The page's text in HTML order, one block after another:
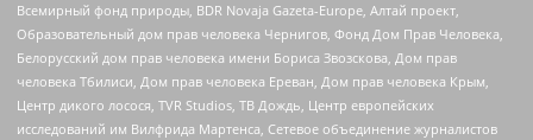
Всемирный фонд природы, BDR Novaja Gazeta-Europe, Алтай проект,
Образовательный дом прав человека Чернигов, Фонд Дом Прав Человека,
Белорусский дом прав человека имени Бориса Звозскова, Дом прав
человека Тбилиси, Дом прав человека Ереван, Дом прав человека Крым,
Центр дикого лосося, TVR Studios, ТВ Дождь, Центр европейских
исследований им Вилфрида Мартенса, Сетевое объединение журналистов